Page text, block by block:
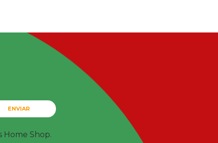
Home Shop.
ENVIAR